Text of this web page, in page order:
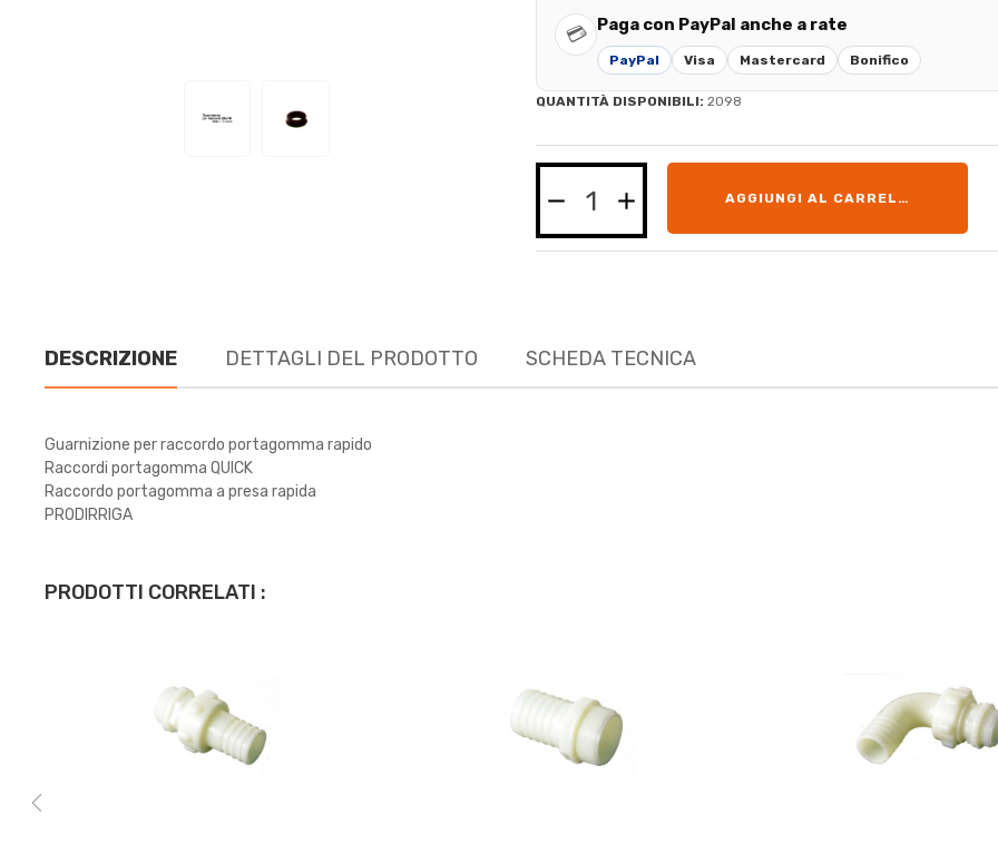
💳 Paga con PayPal anche a rate
PayPal Visa Mastercard Bonifico
QUANTITÀ DISPONIBILI: 2098
AGGIUNGI AL CARRELLO
DESCRIZIONE DETTAGLI DEL PRODOTTO SCHEDA TECNICA
Guarnizione per raccordo portagomma rapido
Raccordi portagomma QUICK
Raccordo portagomma a presa rapida
PRODIRRIGA
PRODOTTI CORRELATI :